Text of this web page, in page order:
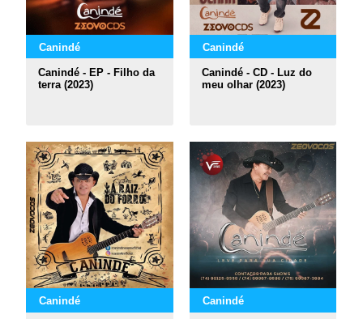
Canindé
Canindé - EP - Filho da
terra (2023)
Canindé
Canindé - CD - Luz do
meu olhar (2023)
Canindé Canindé